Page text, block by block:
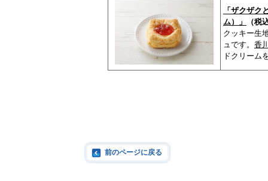
「ザクザク
ム）」
（税
クッキー生
ュです。 香
ドクリーム
前のページに戻る